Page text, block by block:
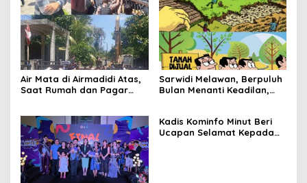
Air Mata di Airmadidi Atas,
Saat Rumah dan Pagar
Sarwidi Melawan, Berpuluh
Bulan Menanti Keadilan,
Kadis Kominfo Minut Beri
Ucapan Selamat Kepada